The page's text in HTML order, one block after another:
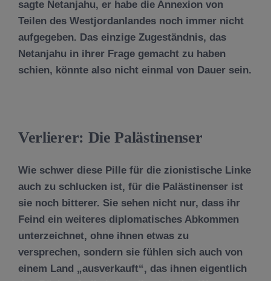
sagte Netanjahu, er habe die Annexion von
Teilen des Westjordanlandes noch immer nicht
aufgegeben. Das einzige Zugeständnis, das
Netanjahu in ihrer Frage gemacht zu haben
schien, könnte also nicht einmal von Dauer sein.
Verlierer: Die Palästinenser
Wie schwer diese Pille für die zionistische Linke
auch zu schlucken ist, für die Palästinenser ist
sie noch bitterer. Sie sehen nicht nur, dass ihr
Feind ein weiteres diplomatisches Abkommen
unterzeichnet, ohne ihnen etwas zu
versprechen, sondern sie fühlen sich auch von
einem Land „ausverkauft“, das ihnen eigentlich